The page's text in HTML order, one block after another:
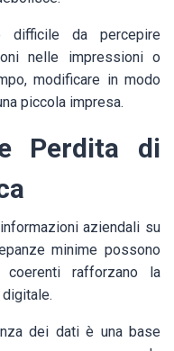
da percepire
nelle impressioni o
modificare in modo
piccola impresa.
Perdita di
aziendali su
minime possono
coerenti rafforzano la
dei dati è una base